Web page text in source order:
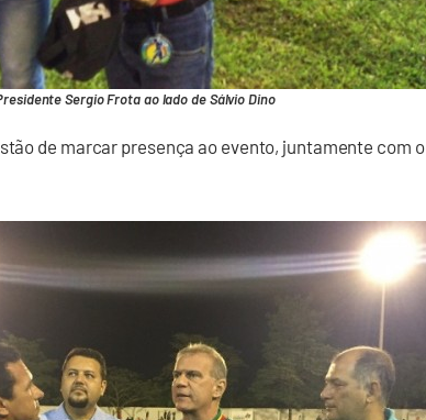
Sergio Frota ao lado de Sálvio Dino
de marcar presença ao evento, juntamente com o